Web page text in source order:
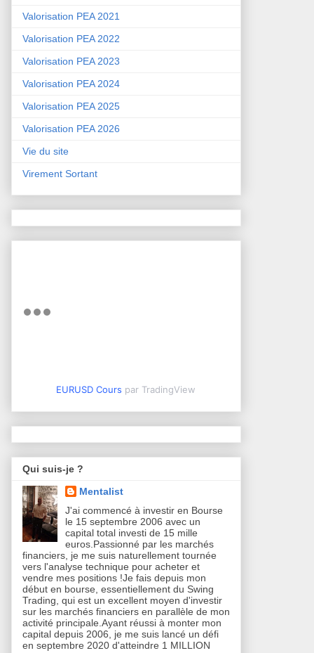
Valorisation PEA 2021
Valorisation PEA 2022
Valorisation PEA 2023
Valorisation PEA 2024
Valorisation PEA 2025
Valorisation PEA 2026
Vie du site
Virement Sortant
EURUSD Cours par TradingView
Qui suis-je ?
Mentalist
J'ai commencé à investir en Bourse
le 15 septembre 2006 avec un
capital total investi de 15 mille
euros.Passionné par les marchés
financiers, je me suis naturellement tournée
vers l'analyse technique pour acheter et
vendre mes positions !Je fais depuis mon
début en bourse, essentiellement du Swing
Trading, qui est un excellent moyen d'investir
sur les marchés financiers en parallèle de mon
activité principale.Ayant réussi à monter mon
capital depuis 2006, je me suis lancé un défi
en septembre 2020 d'atteindre 1 MILLION